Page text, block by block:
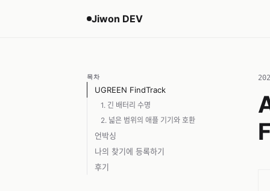
Jiwon DEV
목차
UGREEN FindTrack
1. 긴 배터리 수명
2. 넓은 범위의 애플 기기와 호환
언박싱
나의 찾기에 등록하기
후기